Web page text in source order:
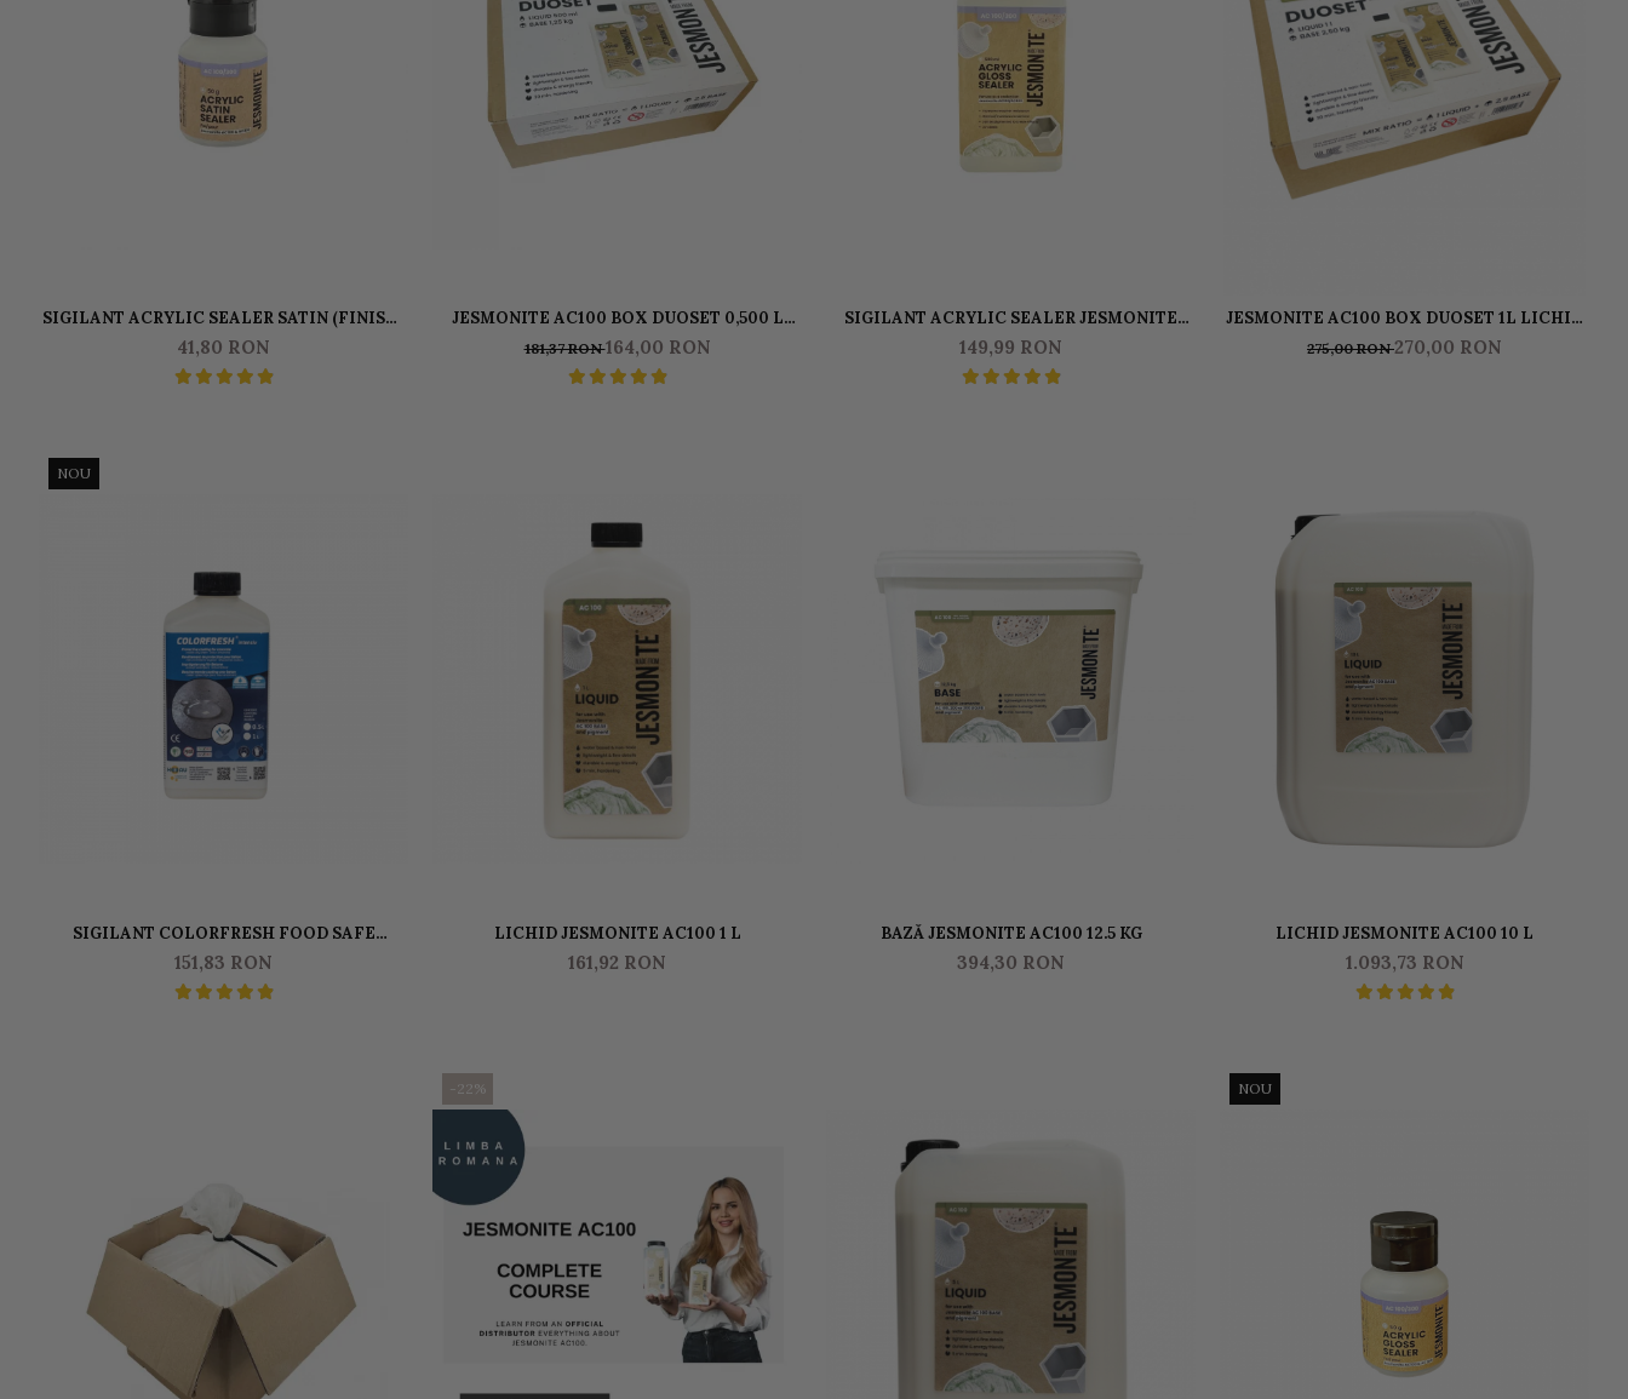
SIGILANT ACRYLIC SEALER SATIN (FINISAJ
41,80 RON
JESMONITE AC100 BOX DUOSET 0,500 L
LICHID & 1250 KG BAZA
181,37 RON164,00 RON
SIGILANT ACRYLIC SEALER JESMONITE
GLOSS PENTRU AC100 500 GR
149,99 RON
JESMONITE AC100 BOX DUOSET 1L LICHID
& 2,5KG BAZA
275,00 RON270,00 RON
NOU
SIGILANT COLORFRESH FOOD SAFE
PENTRU JESMONITE, BETON, TERRAZZO-
FINISAJ SATINAT
151,83 RON
LICHID JESMONITE AC100 1 L
161,92 RON
BAZĂ JESMONITE AC100 12.5 KG
394,30 RON
LICHID JESMONITE AC100 10 L
1.093,73 RON
-22% NOU